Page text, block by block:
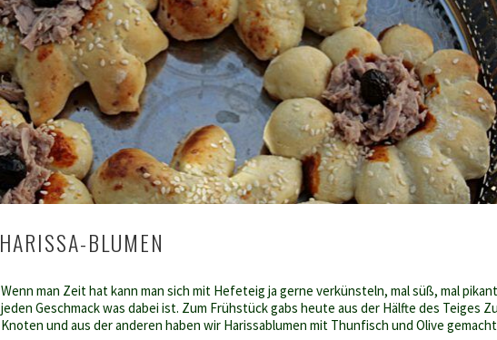
HARISSA-BLUMEN
Wenn man Zeit hat kann man sich mit Hefeteig ja gerne verkünsteln, mal süß, mal
jeden Geschmack was dabei ist. Zum Frühstück gabs heute aus der Hälfte des Teiges
Knoten und aus der anderen haben wir Harissablumen mit Thunfisch und Olive